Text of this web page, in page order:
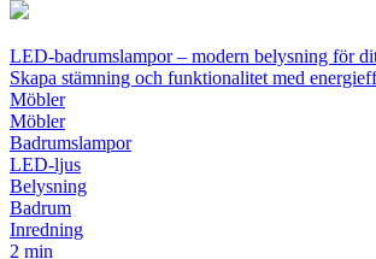
LED-badrumslampor – modern belysning för
Skapa stämning och funktionalitet med
Möbler
Möbler
Badrumslampor
LED-ljus
Belysning
Badrum
Inredning
2 min